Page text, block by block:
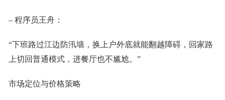
– 程序员王舟：
“下班路过江边防汛墙，换上户外底就能翻越障碍，回家路
上切回普通模式，进餐厅也不尴尬。”
市场定位与价格策略